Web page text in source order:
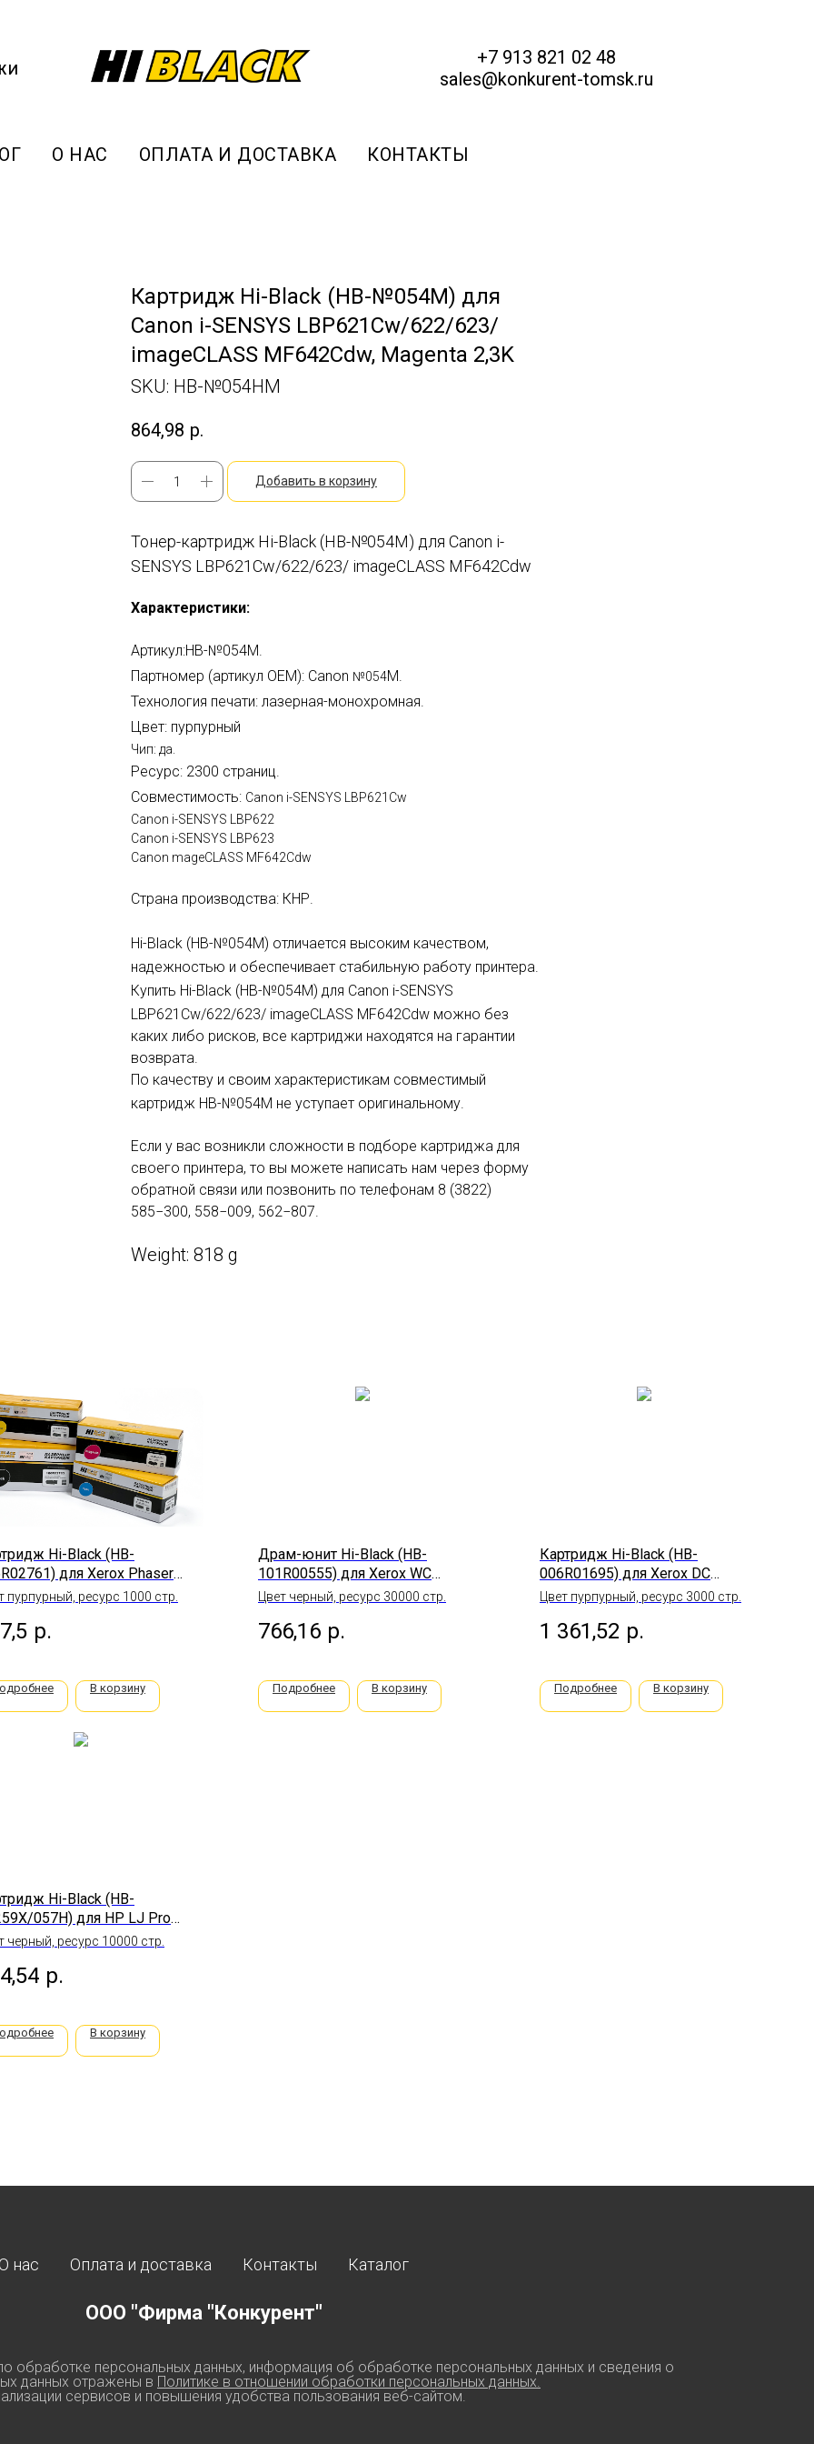
+7 913 821 02 48
sales@konkurent-tomsk.ru
О НАС ОПЛАТА И ДОСТАВКА КОНТАКТЫ
Картридж Hi-Black (HB-№054M) для
Canon i-SENSYS LBP621Cw/622/623/
imageCLASS MF642Cdw, Magenta 2,3K
SKU: HB-№054HM
864,98 р.
Добавить в корзину
Тонер-картридж Hi-Black (HB-№054M) для Canon i-
SENSYS LBP621Cw/622/623/ imageCLASS MF642Cdw
Характеристики:
Артикул:HB-№054M.
Партномер (артикул OEM): Canon №054M.
Технология печати: лазерная-монохромная.
Цвет: пурпурный
Чип: да.
Ресурс: 2300 страниц.
Совместимость: Canon i-SENSYS LBP621Cw
Canon i-SENSYS LBP622
Canon i-SENSYS LBP623
Canon mageCLASS MF642Cdw
Страна производства: КНР.
Hi-Black (HB-№054M) отличается высоким качеством,
надежностью и обеспечивает стабильную работу принтера.
Купить Hi-Black (HB-№054M) для Canon i-SENSYS
LBP621Cw/622/623/ imageCLASS MF642Cdw можно без
каких либо рисков, все картриджи находятся на гарантии
возврата.
По качеству и своим характеристикам совместимый
картридж HB-№054M не уступает оригинальному.
Если у вас возникли сложности в подборе картриджа для
своего принтера, то вы можете написать нам через форму
обратной связи или позвонить по телефонам 8 (3822)
585−300, 558−009, 562−807.
Weight: 818 g
Hi-Black (HB-
для Xerox Phaser
6022/ WC 6025/6027, M,
пурпурный, ресурс 1000 стр.
р.
В корзину
Драм-юнит Hi-Black (HB-
101R00555) для Xerox WC
3335/3335DNI/3345/3345DNI,
Цвет черный, ресурс 30000 стр.
766,16 р.
Подробнее В корзину
Картридж Hi-Black (HB-
006R01695) для Xerox DC
SC2020, M, 3K
Цвет пурпурный, ресурс 3000 стр.
1 361,52 р.
Подробнее В корзину
Hi-Black (HB-
057H) для HP LJ Pro
404n/MFP
чипа
черный, ресурс 10000 стр.
р.
В корзину
О нас Оплата и доставка Контакты Каталог
ООО "Фирма "Конкурент"
обработке персональных данных, информация об обработке персональных данных и сведения о
данных отражены в Политике в отношении обработки персональных данных.
сервисов и повышения удобства пользования веб-сайтом.